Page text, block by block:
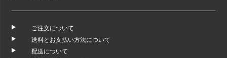
ご注文について
送料とお支払い方法について
配送について